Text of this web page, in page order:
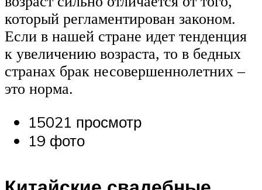
который регламентирован законом.
Если в нашей стране идет тенденция
к увеличению возраста, то в бедных
странах брак несовершеннолетних –
это норма.
15021 просмотр
19 фото